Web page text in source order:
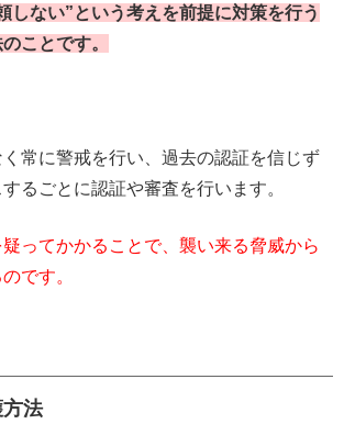
しない”という考えを前提に対策を行う
ことです。
常に警戒を行い、過去の認証を信じず
るごとに認証や審査を行います。
ってかかることで、襲い来る脅威から
です。
法